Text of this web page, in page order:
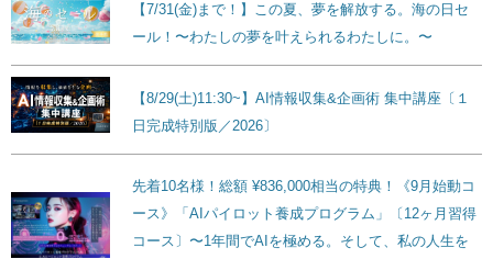
【7/31(金)まで！】この夏、夢を解放する。海の日セ
ール！〜わたしの夢を叶えられるわたしに。〜
【8/29(土)11:30~】AI情報収集&企画術 集中講座〔１
日完成特別版／2026〕
先着10名様！総額 ¥836,000相当の特典！《9月始動コ
ース》「AIパイロット養成プログラム」〔12ヶ月習得
コース〕〜1年間でAIを極める。そして、私の人生を